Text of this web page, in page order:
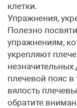
клетки.
Упражнения,
Полезно
упражнениям,
укрепляют
плечевой пояс в
вялость
обратите